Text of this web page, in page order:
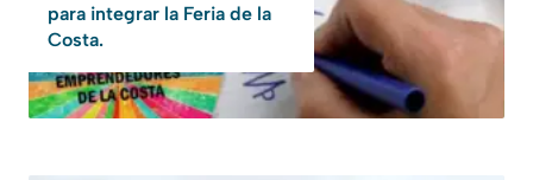
para integrar la Feria de la
Costa.